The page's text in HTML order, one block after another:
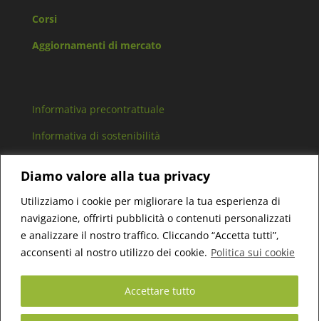
Diamo valore alla tua privacy
Utilizziamo i cookie per migliorare la tua esperienza di
navigazione, offrirti pubblicità o contenuti personalizzati
e analizzare il nostro traffico. Cliccando “Accetta tutti”,
acconsenti al nostro utilizzo dei cookie. Politica sui cookie
Accettare tutto
Corsi
Aggiornamenti di mercato
Informativa precontrattuale
Informativa di sostenibilità
Bert Consulting SCF Srl – P.IVA 11306750016 –
Cap.Sociale 10.000€ i.v. – Reg. Imp. di TO 1203201 –
Iscritta con delibera n° 2006 del 13/09/2022 nella